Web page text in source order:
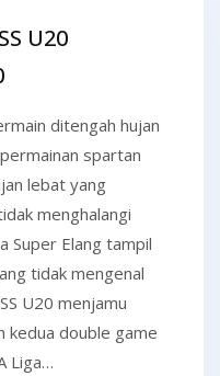
U20
ditengah hujan
spartan
lebat yang
menghalangi
Super Elang tampil
tidak mengenal
U20 menjamu
kedua double game
Liga…